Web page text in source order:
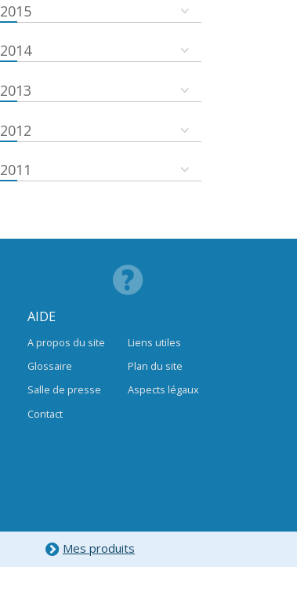
2015
2014
2013
2012
2011
AIDE
A propos du site
Glossaire
Salle de presse
Contact
Liens utiles
Plan du site
Aspects légaux
Mes produits